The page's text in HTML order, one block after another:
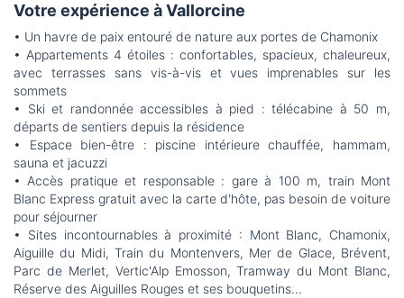
Votre expérience à Vallorcine
• Un havre de paix entouré de nature aux portes de Chamonix
• Appartements 4 étoiles : confortables, spacieux, chaleureux,
avec terrasses sans vis-à-vis et vues imprenables sur les
sommets
• Ski et randonnée accessibles à pied : télécabine à 50 m,
départs de sentiers depuis la résidence
• Espace bien-être : piscine intérieure chauffée, hammam,
sauna et jacuzzi
• Accès pratique et responsable : gare à 100 m, train Mont
Blanc Express gratuit avec la carte d'hôte, pas besoin de voiture
pour séjourner
• Sites incontournables à proximité : Mont Blanc, Chamonix,
Aiguille du Midi, Train du Montenvers, Mer de Glace, Brévent,
Parc de Merlet, Vertic'Alp Emosson, Tramway du Mont Blanc,
Réserve des Aiguilles Rouges et ses bouquetins…